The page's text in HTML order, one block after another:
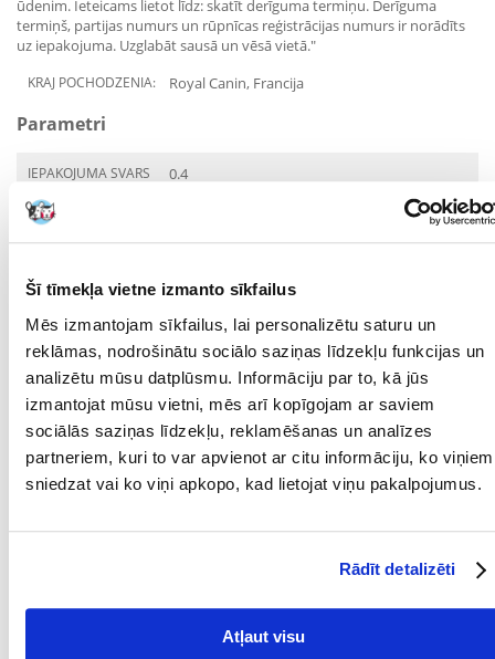
Šī tīmekļa vietne izmanto sīkfailus
Mēs izmantojam sīkfailus, lai personalizētu saturu un
reklāmas, nodrošinātu sociālo saziņas līdzekļu funkcijas un
analizētu mūsu datplūsmu. Informāciju par to, kā jūs
izmantojat mūsu vietni, mēs arī kopīgojam ar saviem
sociālās saziņas līdzekļu, reklamēšanas un analīzes
partneriem, kuri to var apvienot ar citu informāciju, ko viņiem
sniedzat vai ko viņi apkopo, kad lietojat viņu pakalpojumus.
Rādīt detalizēti
Atļaut visu
ūdenim. Ieteicams lietot līdz: skatīt derīguma termiņu. Derīguma
termiņš, partijas numurs un rūpnīcas reģistrācijas numurs ir norādīts
uz iepakojuma. Uzglabāt sausā un vēsā vietā."
KRAJ POCHODZENIA: Royal Canin, Francija
Parametri
IEPAKOJUMA SVARS
0.4
SUGA:
PRODUCENT: ROYAL CANIN
Mērķis
DZĪVES POSMS: Pieaudzis
KURAM
Kaķis
Aizcietējums
Apetītes